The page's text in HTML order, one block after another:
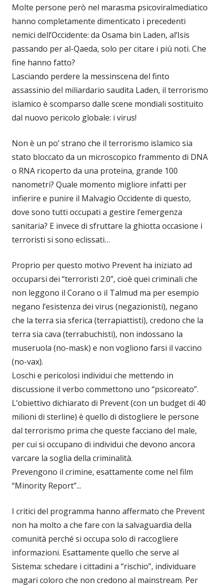
Molte persone però nel marasma psicoviralmediatico
hanno completamente dimenticato i precedenti
nemici dell’Occidente: da Osama bin Laden, al’Isis
passando per al-Qaeda, solo per citare i più noti. Che
fine hanno fatto?
Lasciando perdere la messinscena del finto
assassinio del miliardario saudita Laden, il terrorismo
islamico è scomparso dalle scene mondiali sostituito
dal nuovo pericolo globale: i virus!
Non è un po’ strano che il terrorismo islamico sia
stato bloccato da un microscopico frammento di DNA
o RNA ricoperto da una proteina, grande 100
nanometri? Quale momento migliore infatti per
infierire e punire il Malvagio Occidente di questo,
dove sono tutti occupati a gestire l’emergenza
sanitaria? E invece di sfruttare la ghiotta occasione i
terroristi si sono eclissati…
Proprio per questo motivo Prevent ha iniziato ad
occuparsi dei “terroristi 2.0”, cioè quei criminali che
non leggono il Corano o il Talmud ma per esempio
negano l’esistenza dei virus (negazionisti), negano
che la terra sia sferica (terrapiattisti), credono che la
terra sia cava (terrabuchisti), non indossano la
museruola (no-mask) e non vogliono farsi il vaccino
(no-vax).
Loschi e pericolosi individui che mettendo in
discussione il verbo commettono uno “psicoreato”.
L’obiettivo dichiarato di Prevent (con un budget di 40
milioni di sterline) è quello di distogliere le persone
dal terrorismo prima che queste facciano del male,
per cui si occupano di individui che devono ancora
varcare la soglia della criminalità.
Prevengono il crimine, esattamente come nel film
“Minority Report”...
I critici del programma hanno affermato che Prevent
non ha molto a che fare con la salvaguardia della
comunità perché si occupa solo di raccogliere
informazioni. Esattamente quello che serve al
Sistema: schedare i cittadini a “rischio”, individuare
magari coloro che non credono al mainstream. Per